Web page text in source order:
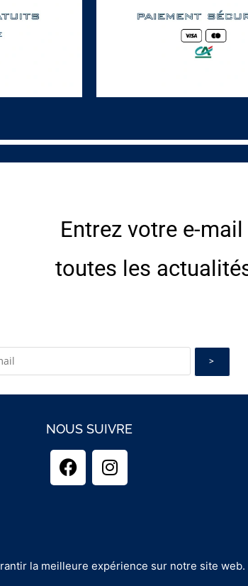
Entrez votre e-
toutes les
NOUS SUIVRE
- GUINEMENT
la meilleure expérience sur notre site web.